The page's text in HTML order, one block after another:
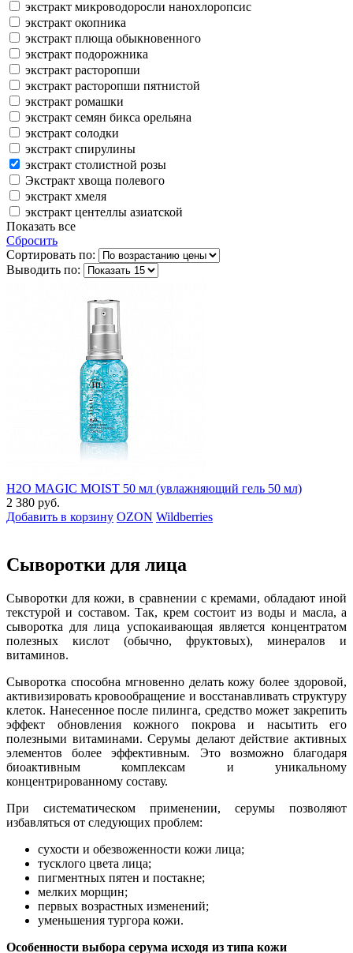
экстракт микроводоросли нанохлоропсис
экстракт окопника
экстракт плюща обыкновенного
экстракт подорожника
экстракт расторопши
экстракт расторопши пятнистой
экстракт ромашки
экстракт семян бикса орельяна
экстракт солодки
экстракт спирулины
экстракт столистной розы
Экстракт хвоща полевого
экстракт хмеля
экстракт центеллы азиатской
Показать все
Сбросить
Сортировать по:
Выводить по:
H2O MAGIC MOIST 50 мл (увлажняющий гель 50 мл)
2 380 руб.
Добавить в корзину OZON Wildberries
Сыворотки для лица
Сыворотки для кожи, в сравнении с кремами, обладают иной
текстурой и составом. Так, крем состоит из воды и масла, а
сыворотка для лица успокаивающая является концентратом
полезных кислот (обычно, фруктовых), минералов и
витаминов.
Сыворотка способна мгновенно делать кожу более здоровой,
активизировать кровообращение и восстанавливать структуру
клеток. Нанесенное после пилинга, средство может закрепить
эффект обновления кожного покрова и насытить его
полезными витаминами. Серумы делают действие активных
элементов более эффективным. Это возможно благодаря
биоактивным комплексам и уникальному
концентрированному составу.
При систематическом применении, серумы позволяют
избавляться от следующих проблем:
сухости и обезвоженности кожи лица;
тусклого цвета лица;
пигментных пятен и постакне;
мелких морщин;
первых возрастных изменений;
уменьшения тургора кожи.
Особенности выбора серума исходя из типа кожи